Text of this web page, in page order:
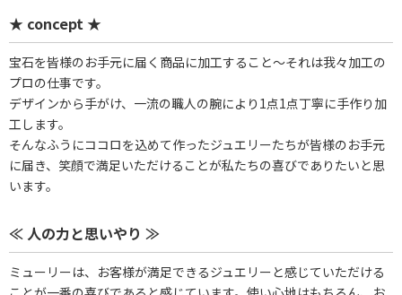
★ concept ★
宝石を皆様のお手元に届く商品に加工すること～それは我々加工の
プロの仕事です。
デザインから手がけ、一流の職人の腕により1点1点丁寧に手作り加
工します。
そんなふうにココロを込めて作ったジュエリーたちが皆様のお手元
に届き、笑顔で満足いただけることが私たちの喜びでありたいと思
います。
≪ 人の力と思いやり ≫
ミューリーは、お客様が満足できるジュエリーと感じていただける